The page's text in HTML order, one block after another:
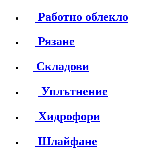
Работно облекло
Рязане
Складови
Уплътнение
Хидрофори
Шлайфане